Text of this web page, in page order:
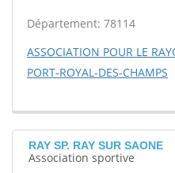
Département: 78114
ASSOCIATION POUR LE
PORT-ROYAL-DES-CHAMPS
RAY SP. RAY SUR SAONE
Association sportive